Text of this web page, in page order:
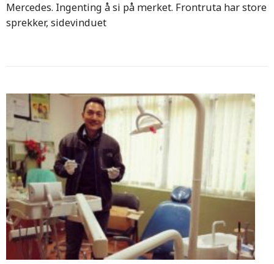
Mercedes. Ingenting å si på merket. Frontruta har store
sprekker, sidevinduet